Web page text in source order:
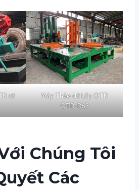
cỡ
Máy Tháo dỡ Lốp OTR
OTR-R63
Chúng Tôi
Các